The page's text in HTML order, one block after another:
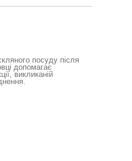
посуду після
допомагає
викликаній